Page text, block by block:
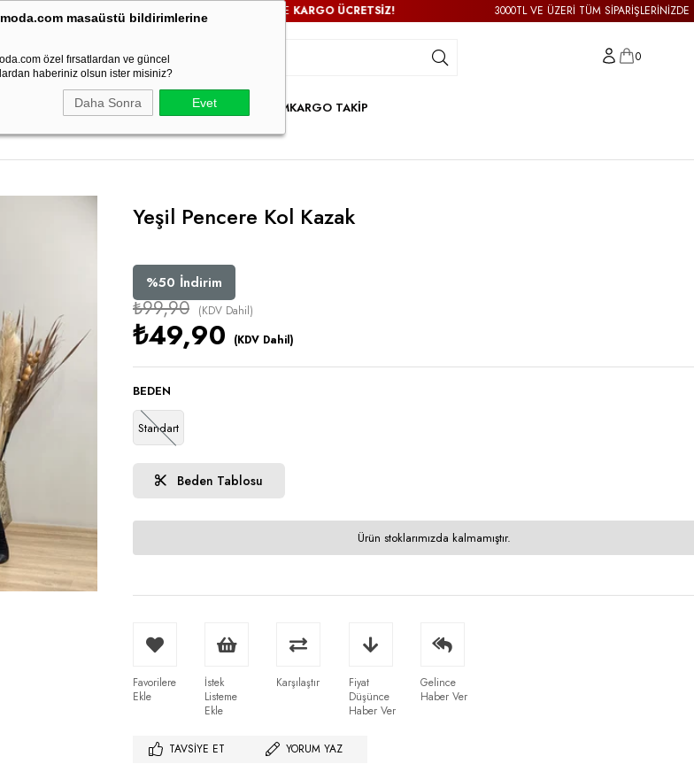
masaüstü bildirimlerine
özel fırsatlardan ve güncel
haberiniz olsun ister misiniz?
Daha Sonra Evet
3000TL VE ÜZERİ TÜM SİPARİŞLERİNİZDE KARGO ÜCRETSİZ! 3000TL VE ÜZERİ TÜM SİPARİŞLERİNİZDE
0
ALT GİYİMDIŞ GİYİMTAKIM PARTY WEAR İNDİRİMKARGO TAKİP
Yeşil Pencere Kol Kazak
%50 İndirim
₺99,90 (KDV Dahil)
₺49,90 (KDV Dahil)
BEDEN
Standart
Beden Tablosu
Ürün stoklarımızda kalmamıştır.
Favorilere
Ekle
İstek
Listeme
Ekle
Karşılaştır
Fiyat
Düşünce
Haber Ver
Gelince
Haber Ver
TAVSIYE ET YORUM YAZ